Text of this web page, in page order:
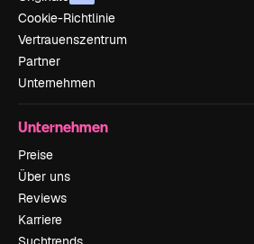
Cookie-Richtlinie
Vertrauenszentrum
Partner
Unternehmen
Unternehmen
Preise
Über uns
Reviews
Karriere